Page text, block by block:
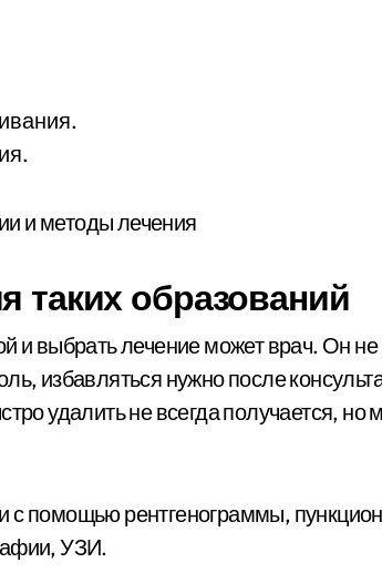
таких образований
и выбрать лечение может врач. Он не
избавляться нужно после
удалить не всегда получается, но
с помощью рентгенограммы,
УЗИ.